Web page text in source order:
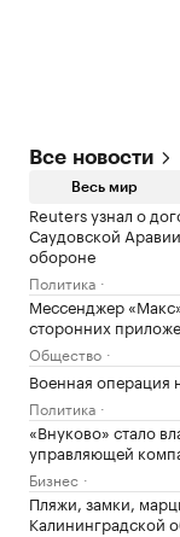
Все новости
Весь мир
Reuters узнал о
Саудовской
обороне
Политика
Мессенджер
сторонних
Общество
Военная операция
Политика
«Внуково» стало
управляющей
Бизнес
Пляжи, замки,
Калининградской